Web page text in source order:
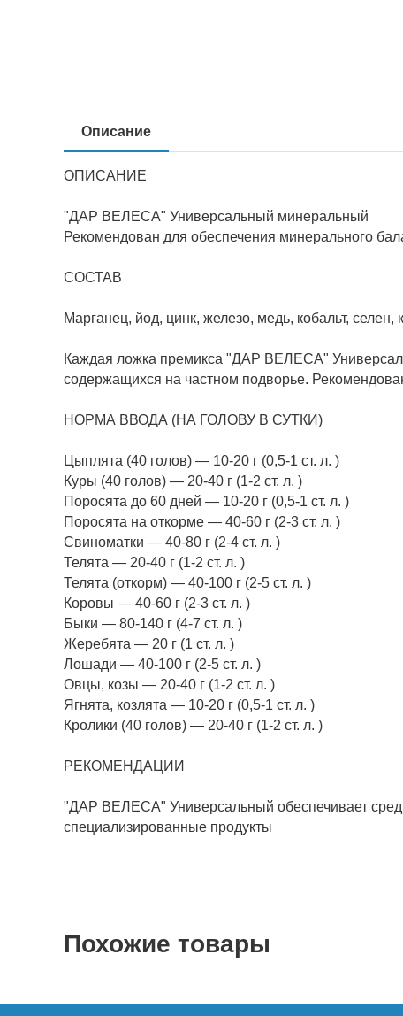
Описание
ОПИСАНИЕ
"ДАР ВЕЛЕСА" Универсальный минеральный
Рекомендован для обеспечения минерального
СОСТАВ
Марганец, йод, цинк, железо, медь, кобальт,
Каждая ложка премикса "ДАР ВЕЛЕСА"
содержащихся на частном подворье.
НОРМА ВВОДА (НА ГОЛОВУ В СУТКИ)
Цыплята (40 голов) — 10-20 г (0,5-1 ст. л. )
Куры (40 голов) — 20-40 г (1-2 ст. л. )
Поросята до 60 дней — 10-20 г (0,5-1 ст. л. )
Поросята на откорме — 40-60 г (2-3 ст. л. )
Свиноматки — 40-80 г (2-4 ст. л. )
Телята — 20-40 г (1-2 ст. л. )
Телята (откорм) — 40-100 г (2-5 ст. л. )
Коровы — 40-60 г (2-3 ст. л. )
Быки — 80-140 г (4-7 ст. л. )
Жеребята — 20 г (1 ст. л. )
Лошади — 40-100 г (2-5 ст. л. )
Овцы, козы — 20-40 г (1-2 ст. л. )
Ягнята, козлята — 10-20 г (0,5-1 ст. л. )
Кролики (40 голов) — 20-40 г (1-2 ст. л. )
РЕКОМЕНДАЦИИ
"ДАР ВЕЛЕСА" Универсальный обеспечивает
специализированные продукты
Похожие товары